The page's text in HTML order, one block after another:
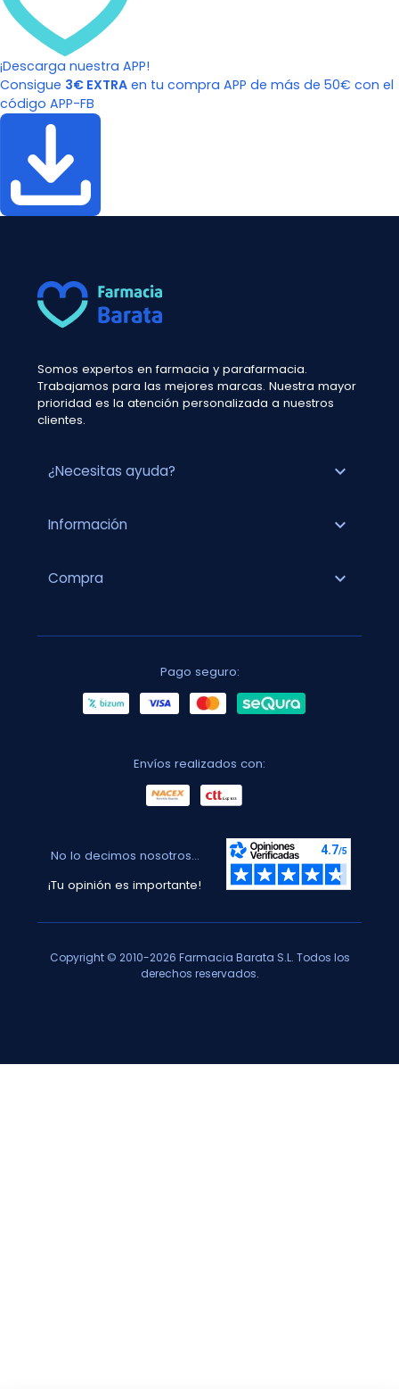
¡Descarga nuestra APP!
Consigue 3€ EXTRA en tu compra APP de más de 50€ con el
código APP-FB
Somos expertos en farmacia y parafarmacia.
Trabajamos para las mejores marcas. Nuestra mayor
prioridad es la atención personalizada a nuestros
clientes.
¿Necesitas ayuda? expand_more
Información expand_more
Compra expand_more
Pago seguro:
Envíos realizados con:
No lo decimos nosotros...
¡Tu opinión es importante!
Copyright © 2010-2026 Farmacia Barata S.L. Todos los
derechos reservados.